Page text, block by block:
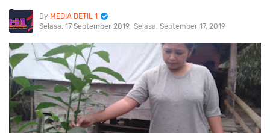
MEDIA DETIL 1
Selasa, 17 September 2019 Selasa, September 17, 2019